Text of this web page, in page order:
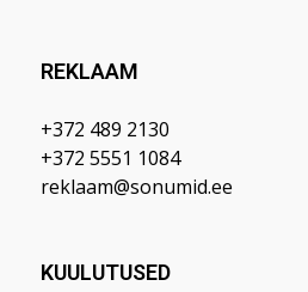
REKLAAM
+372 489 2130
+372 5551 1084
reklaam@sonumid.ee
KUULUTUSED